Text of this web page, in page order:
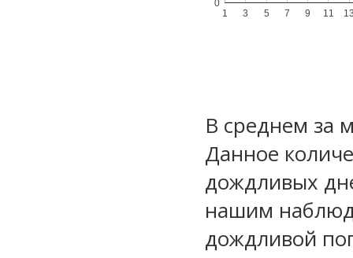
1 3 5 7 9 11
0
В среднем за
Данное
дождливых
нашим
дождливой